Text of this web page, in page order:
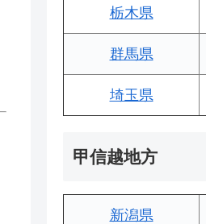
栃木県
群馬県
埼玉県
甲信越地方
新潟県